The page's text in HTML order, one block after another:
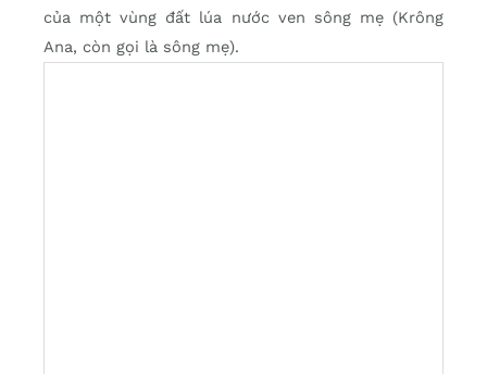
của một vùng đất lúa nước ven sông mẹ (Krông
Ana, còn gọi là sông mẹ).